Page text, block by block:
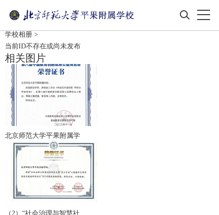
学校相册 >
当前ID不存在或尚未发布
相关图片
北京师范大学平果附属学
（2）“社会治理与智慧社